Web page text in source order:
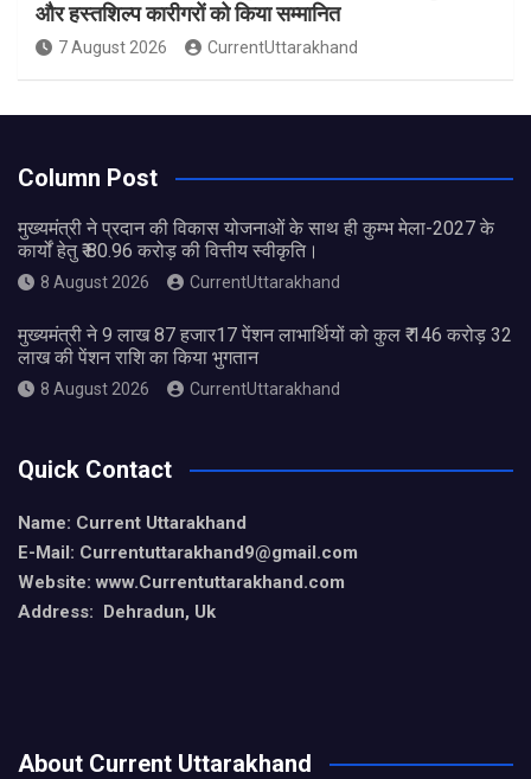
और हस्तशिल्प कारीगरों को किया सम्मानित
7 August 2026 CurrentUttarakhand
Column Post
मुख्यमंत्री ने प्रदान की विकास योजनाओं के साथ ही कुम्भ मेला-2027 के
कार्यों हेतु ₹ 80.96 करोड़ की वित्तीय स्वीकृति।
8 August 2026 CurrentUttarakhand
मुख्यमंत्री ने 9 लाख 87 हजार17 पेंशन लाभार्थियों को कुल ₹ 146 करोड़ 32
लाख की पेंशन राशि का किया भुगतान
8 August 2026 CurrentUttarakhand
Quick Contact
Name: Current Uttarakhand
E-Mail: Currentuttarakhand9@gmail.com
Website: www.Currentuttarakhand.com
Address: Dehradun, Uk
About Current Uttarakhand